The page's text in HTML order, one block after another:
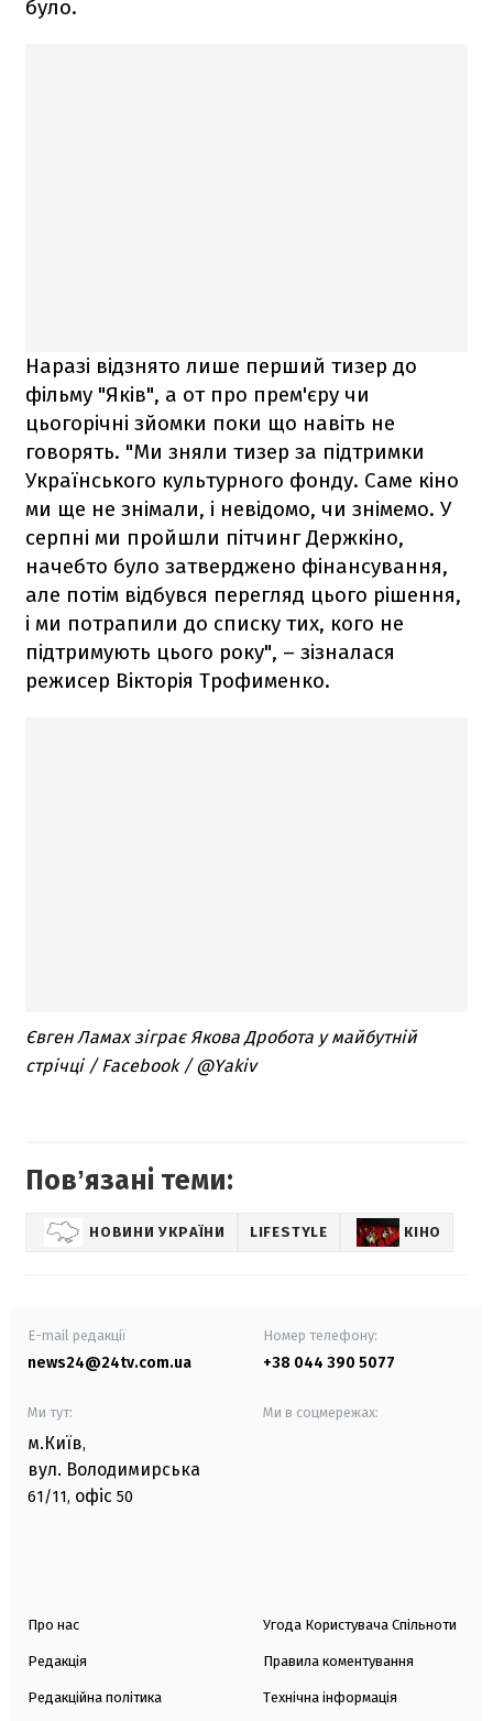
було.
Наразі відзнято лише перший тизер до
фільму "Яків", а от про прем'єру чи
цьогорічні зйомки поки що навіть не
говорять. "Ми зняли тизер за підтримки
Українського культурного фонду. Саме кіно
ми ще не знімали, і невідомо, чи знімемо. У
серпні ми пройшли пітчинг Держкіно,
начебто було затверджено фінансування,
але потім відбувся перегляд цього рішення,
і ми потрапили до списку тих, кого не
підтримують цього року", – зізналася
режисер Вікторія Трофименко.
Євген Ламах зіграє Якова Дробота у майбутній
стрічці / Facebook / @Yakiv
Повʼязані теми:
НОВИНИ УКРАЇНИ LIFESTYLE КІНО
E-mail редакції
news24@24tv.com.ua
Номер телефону:
+38 044 390 5077
Ми тут:
м.Київ,
вул. Володимирська
61/11, офіс 50
Ми в соцмережах:
Про нас
Редакція
Редакційна політика
Угода Користувача Спільноти
Правила коментування
Технічна інформація